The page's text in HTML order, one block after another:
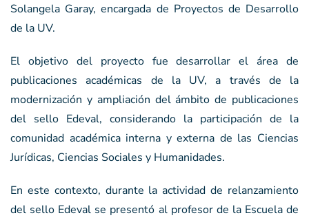
Solangela Garay, encargada de Proyectos de Desarrollo
de la UV.
El objetivo del proyecto fue desarrollar el área de
publicaciones académicas de la UV, a través de la
modernización y ampliación del ámbito de publicaciones
del sello Edeval, considerando la participación de la
comunidad académica interna y externa de las Ciencias
Jurídicas, Ciencias Sociales y Humanidades.
En este contexto, durante la actividad de relanzamiento
del sello Edeval se presentó al profesor de la Escuela de